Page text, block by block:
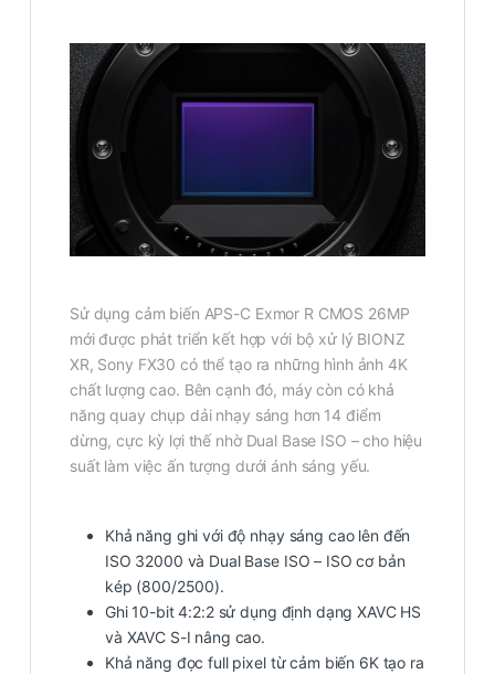
Sử dụng cảm biến APS-C Exmor R CMOS 26MP
mới được phát triển kết hợp với bộ xử lý BIONZ
XR, Sony FX30 có thể tạo ra những hình ảnh 4K
chất lượng cao. Bên cạnh đó, máy còn có khả
năng quay chụp dải nhạy sáng hơn 14 điểm
dừng, cực kỳ lợi thế nhờ Dual Base ISO – cho hiệu
suất làm việc ấn tượng dưới ánh sáng yếu.
Khả năng ghi với độ nhạy sáng cao lên đến
ISO 32000 và Dual Base ISO – ISO cơ bản
kép (800/2500).
Ghi 10-bit 4:2:2 sử dụng định dạng XAVC HS
và XAVC S-I nâng cao.
Khả năng đọc full pixel từ cảm biến 6K tạo ra